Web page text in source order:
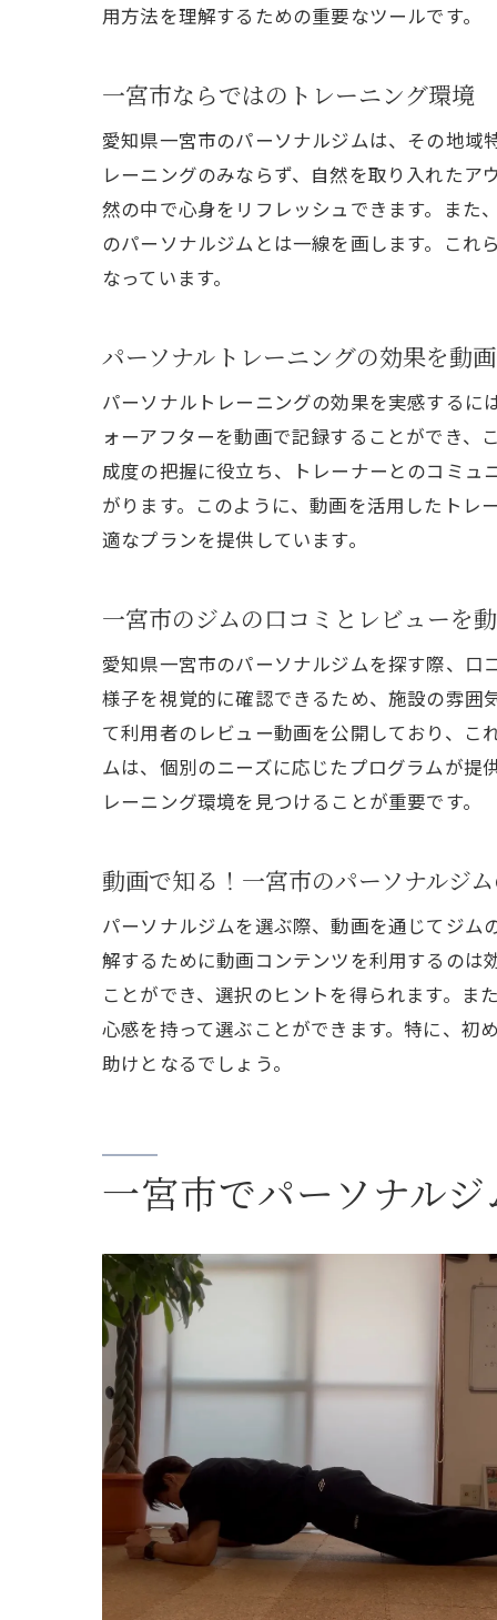
あ
パ
一
動
用方法を理解するための重要なツールです。
一宮市ならではのトレーニング環境
愛知県一宮市のパーソナルジムは、その地
レーニングのみならず、自然を取り入れた
然の中で心身をリフレッシュできます。また
のパーソナルジムとは一線を画します。こ
なっています。
パーソナルトレーニングの効果を動
パーソナルトレーニングの効果を実感する
ォーアフターを動画で記録することができ
成度の把握に役立ち、トレーナーとのコミュ
がります。このように、動画を活用したト
適なプランを提供しています。
一宮市のジムの口コミとレビューを
愛知県一宮市のパーソナルジムを探す際、
様子を視覚的に確認できるため、施設の雰囲
て利用者のレビュー動画を公開しており、
ムは、個別のニーズに応じたプログラムが
レーニング環境を見つけることが重要です。
動画で知る！一宮市のパーソナルジ
パーソナルジムを選ぶ際、動画を通じてジ
解するために動画コンテンツを利用するのは
ことができ、選択のヒントを得られます。
心感を持って選ぶことができます。特に、初
助けとなるでしょう。
一宮市でパーソナル